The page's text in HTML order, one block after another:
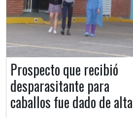
Prospecto que recibió
desparasitante para
caballos fue dado de alta